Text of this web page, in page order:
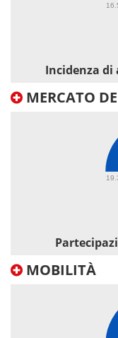
Incidenza
MERCATO
MOBILITÀ